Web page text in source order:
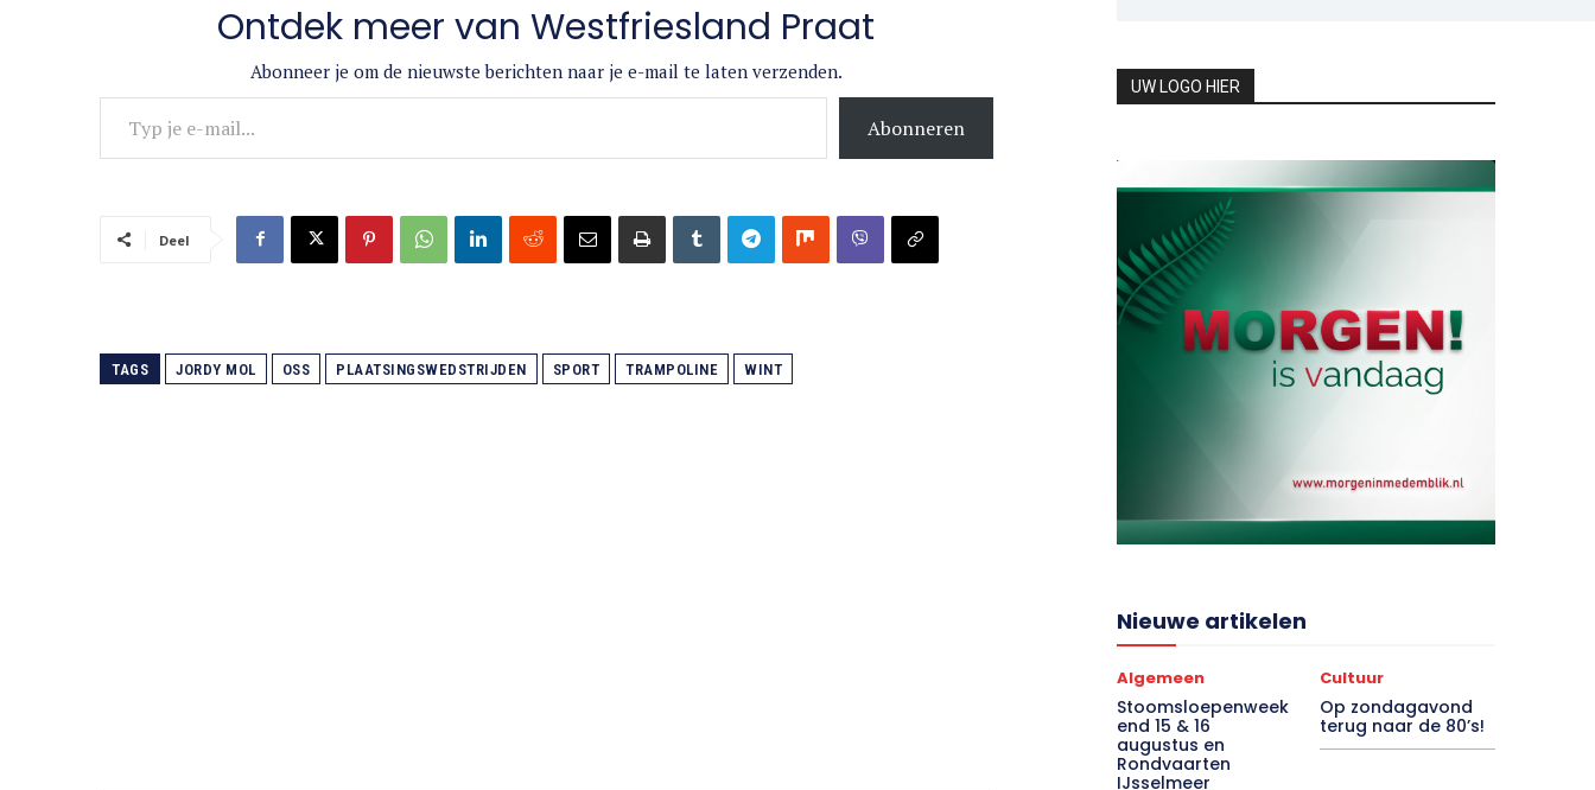
Ontdek meer van Westfriesland Praat
Abonneer je om de nieuwste berichten naar je e-mail te laten verzenden.
Typ je e-mail...
Abonneren
Deel
TAGS JORDY MOL OSS PLAATSINGSWEDSTRIJDEN SPORT TRAMPOLINE WINT
UW LOGO HIER
Nieuwe artikelen
Algemeen
Stoomsloepenweek
end 15 & 16
augustus en
Rondvaarten
IJsselmeer
Cultuur
Op zondagavond
terug naar de 80’s!